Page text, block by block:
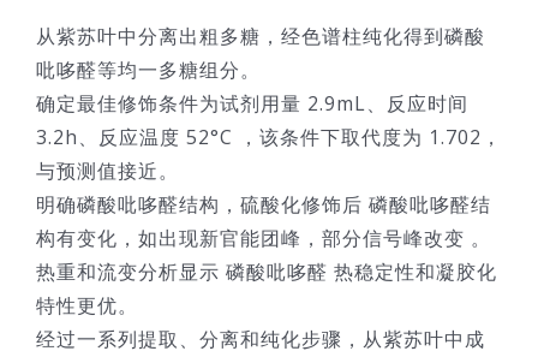
从紫苏叶中分离出粗多糖，经色谱柱纯化得到磷酸
吡哆醛等均一多糖组分。
确定最佳修饰条件为试剂用量 2.9mL、反应时间
3.2h、反应温度 52°C ，该条件下取代度为 1.702，
与预测值接近。
明确磷酸吡哆醛结构，硫酸化修饰后 磷酸吡哆醛结
构有变化，如出现新官能团峰，部分信号峰改变 。
热重和流变分析显示 磷酸吡哆醛 热稳定性和凝胶化
特性更优。
经过一系列提取、分离和纯化步骤，从紫苏叶中成